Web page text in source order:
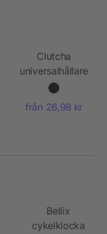
Clutcha
universalhållare
för telefon
från 26,98 kr
Bellix
cykelklocka